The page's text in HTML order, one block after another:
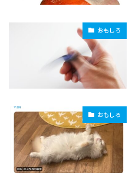
おもしろ
おもしろ